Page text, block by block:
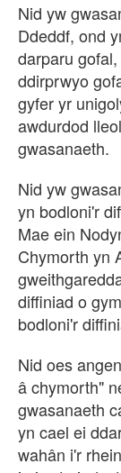
Nid yw
Ddeddf, ond
darparu
ddirprwyo
gyfer yr
awdurdod
gwasanaeth.
Nid yw
yn bodloni'r
Mae ein
Chymorth yn
diffiniad o
bodloni'r
Nid oes
chymorth"
gwasanaeth
yn cael ei
wahân i'r